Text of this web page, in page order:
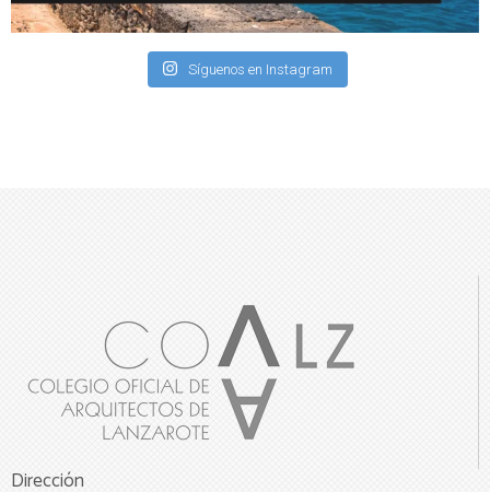
Síguenos en Instagram
Dirección